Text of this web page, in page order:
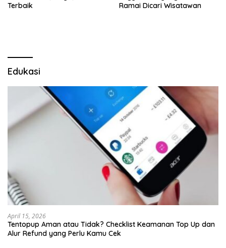
Terbaik
Ramai Dicari Wisatawan
Edukasi
April 15, 2026
Tentopup Aman atau Tidak? Checklist Keamanan Top Up dan
Alur Refund yang Perlu Kamu Cek